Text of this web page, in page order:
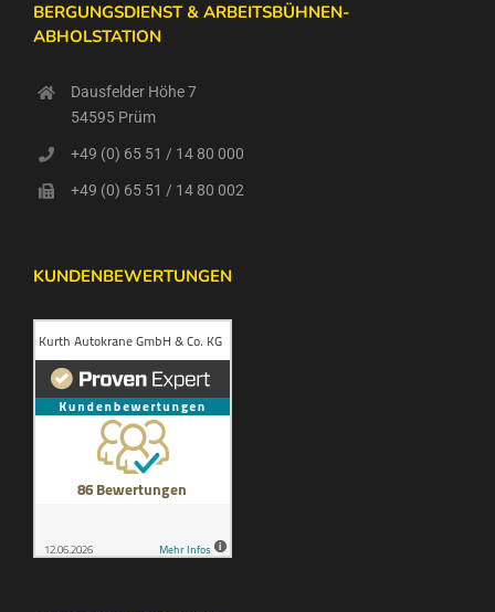
BERGUNGSDIENST & ARBEITSBÜHNEN-
ABHOLSTATION
Dausfelder Höhe 7
54595 Prüm
+49 (0) 65 51 / 14 80 000
+49 (0) 65 51 / 14 80 002
KUNDENBEWERTUNGEN